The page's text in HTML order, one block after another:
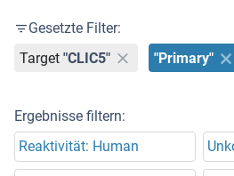
Gesetzte Filter:
Target "CLIC5" "Primary"
Ergebnisse filtern:
Reaktivität: Human